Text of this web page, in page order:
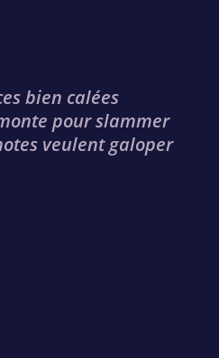
bien calées
pour slammer
veulent galoper